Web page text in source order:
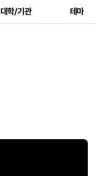
대학/기관 테마